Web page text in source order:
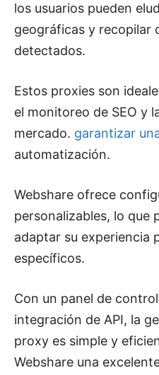
los usuarios pueden
geográficas y recopilar
detectados.
Estos proxies son
el monitoreo de SEO y
mercado. garantizar
automatización.
Webshare ofrece
personalizables, lo que
adaptar su experiencia
específicos.
Con un panel de
integración de API, la
proxy es simple y
Webshare una